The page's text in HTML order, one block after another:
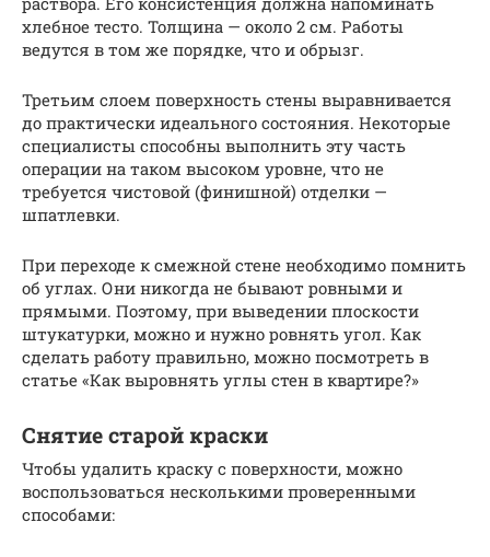
хлебное тесто. Толщина — около 2 см. Работы
ведутся в том же порядке, что и обрызг.
Третьим слоем поверхность стены выравнивается
до практически идеального состояния. Некоторые
специалисты способны выполнить эту часть
операции на таком высоком уровне, что не
требуется чистовой (финишной) отделки —
шпатлевки.
При переходе к смежной стене необходимо помнить
об углах. Они никогда не бывают ровными и
прямыми. Поэтому, при выведении плоскости
штукатурки, можно и нужно ровнять угол. Как
сделать работу правильно, можно посмотреть в
статье «Как выровнять углы стен в квартире?»
Снятие старой краски
Чтобы удалить краску с поверхности, можно
воспользоваться несколькими проверенными
способами: